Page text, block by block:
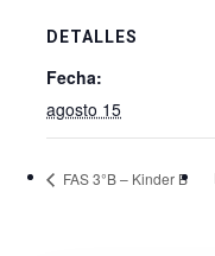
DETALLES
Fecha:
agosto 15
FAS 3°B – Kinder B